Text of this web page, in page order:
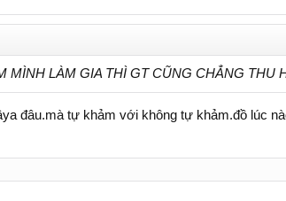
MÌNH LÀM GIA THÌ GT CŨNG CHẲNG THU
đâu.mà tự khảm với không tự khảm.đồ lúc